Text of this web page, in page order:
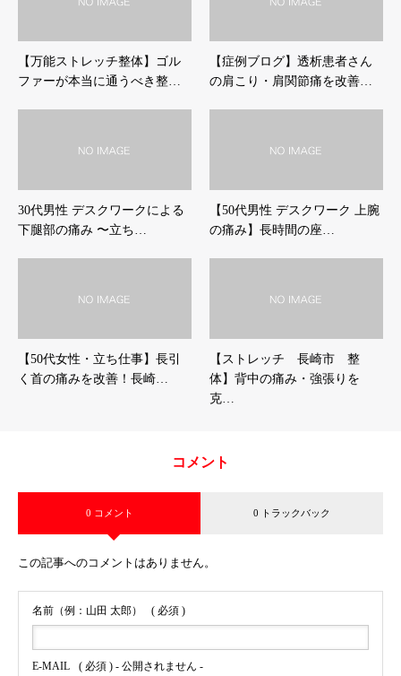
【万能ストレッチ整体】ゴル
ファーが本当に通うべき整…
【症例ブログ】透析患者さん
の肩こり・肩関節痛を改善…
30代男性 デスクワークによる
下腿部の痛み 〜立ち…
【50代男性 デスクワーク 上腕
の痛み】長時間の座…
【50代女性・立ち仕事】長引
く首の痛みを改善！長崎…
【ストレッチ 長崎市 整
体】背中の痛み・強張りを
克…
コメント
0 コメント 0 トラックバック
この記事へのコメントはありません。
名前（例：山田 太郎） ( 必須 )
E-MAIL ( 必須 ) - 公開されません -